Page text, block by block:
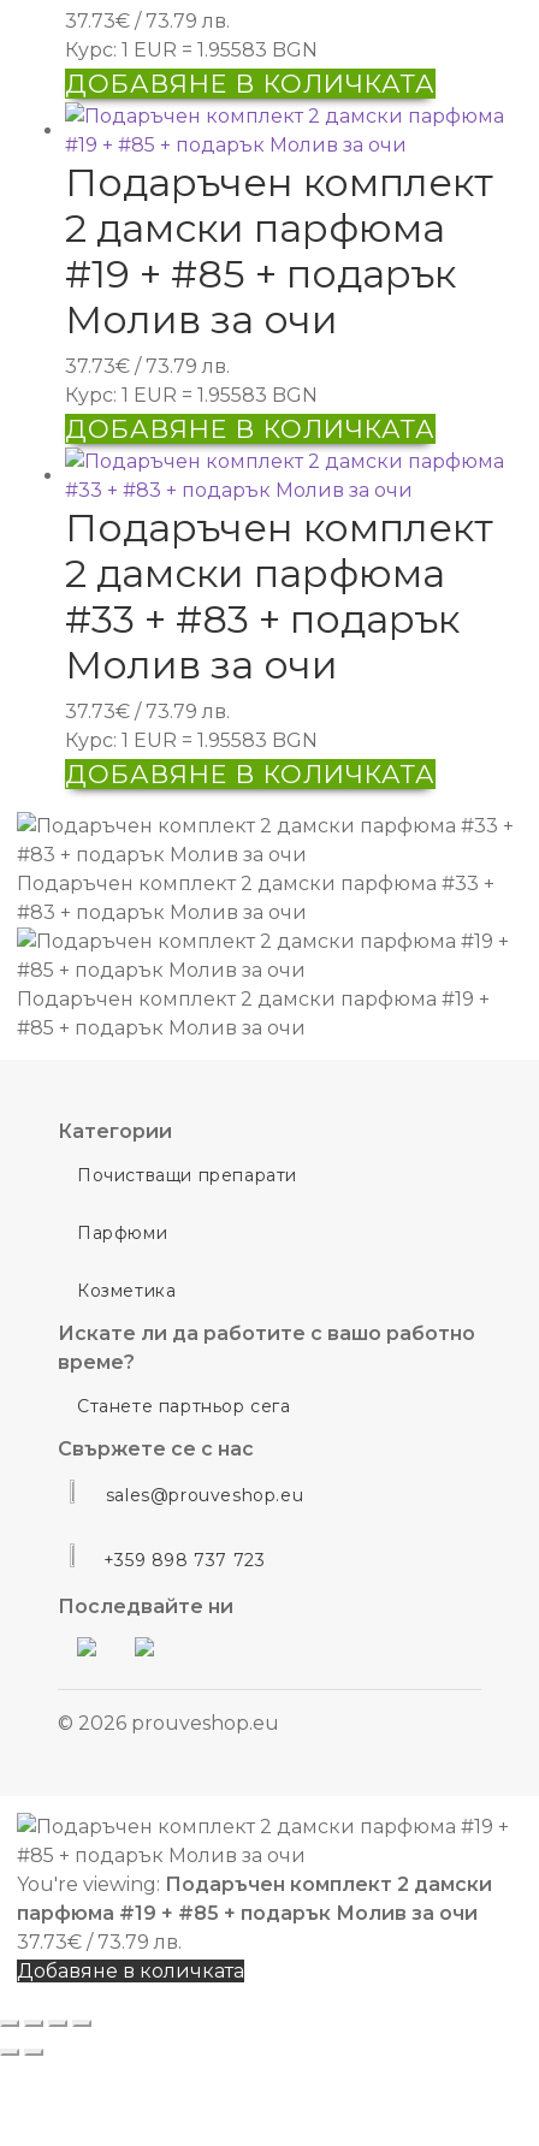
37.73€ / 73.79 лв.
Курс: 1 EUR = 1.95583 BGN
ДОБАВЯНЕ В КОЛИЧКАТА
Подаръчен комплект
2 дамски парфюма
#19 + #85 + подарък
Молив за очи
37.73€ / 73.79 лв.
Курс: 1 EUR = 1.95583 BGN
ДОБАВЯНЕ В КОЛИЧКАТА
Подаръчен комплект
2 дамски парфюма
#33 + #83 + подарък
Молив за очи
37.73€ / 73.79 лв.
Курс: 1 EUR = 1.95583 BGN
ДОБАВЯНЕ В КОЛИЧКАТА
Подаръчен комплект 2 дамски парфюма #33 +
#83 + подарък Молив за очи
Подаръчен комплект 2 дамски парфюма #19 +
#85 + подарък Молив за очи
Категории
Почистващи препарати
Парфюми
Козметика
Искате ли да работите с вашо работно
време?
Станете партньор сега
Свържете се с нас
sales@prouveshop.eu
+359 898 737 723
Последвайте ни
© 2026 prouveshop.eu
You're viewing: Подаръчен комплект 2 дамски
парфюма #19 + #85 + подарък Молив за очи
37.73€ / 73.79 лв.
Добавяне в количката